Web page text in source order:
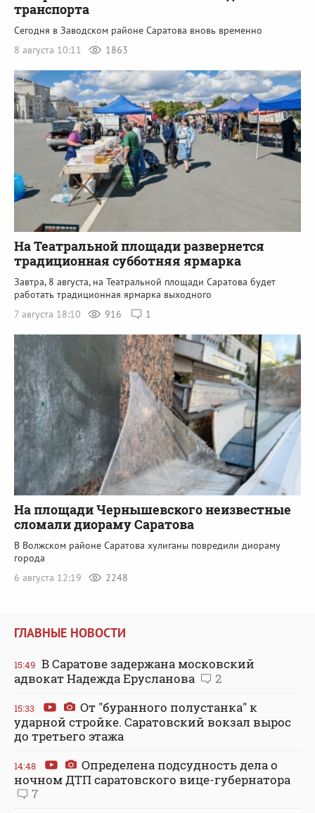
транспорта
Сегодня в Заводском районе Саратова вновь временно
8 августа 10:11
1863
На Театральной площади развернется
традиционная субботняя ярмарка
Завтра, 8 августа, на Театральной площади Саратова будет
работать традиционная ярмарка выходного
7 августа 18:10
916 1
На площади Чернышевского неизвестные
сломали диораму Саратова
В Волжском районе Саратова хулиганы повредили диораму
города
6 августа 12:19
2248
ГЛАВНЫЕ НОВОСТИ
15:49 В Саратове задержана московский
адвокат Надежда Ерусланова
2
15:33
От "буранного полустанка" к
ударной стройке. Саратовский вокзал вырос
до третьего этажа
14:48
Определена подсудность дела о
ночном ДТП саратовского вице-губернатора
7